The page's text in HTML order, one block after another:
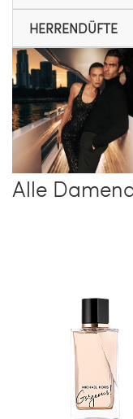
HERRENDÜFTE
Alle